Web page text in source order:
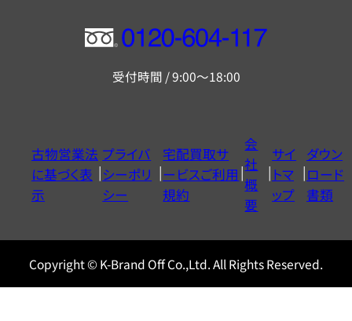
フ
ー
ヤ
ル
0120604117
受付時間 / 9:00～18:00
古物営業法
に基づく表
示
プライバ
シーポリ
シー
宅配買取サ
ービスご利用
規約
会
社
概
要
サイ
トマ
ップ
ダウン
ロード
書類
Copyright © K-Brand Off Co.,Ltd. All Rights Reserved.